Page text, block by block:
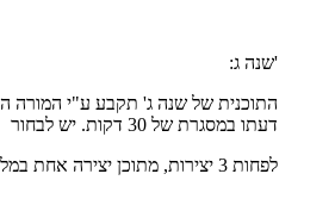
'שנה ג:
התוכנית של שנה ג' תקבע ע"י המורה
דעתו במסגרת של 30 דקות. יש לבחור
לפחות 3 יצירות, מתוכן יצירה אחת במלואה.